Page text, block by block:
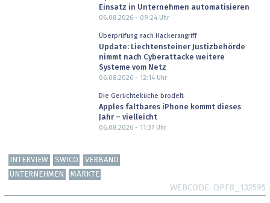
Einsatz in Unternehmen automatisieren
06.08.2026 - 09:24Uhr
Überprüfung nach Hackerangriff
Update: Liechtensteiner Justizbehörde
nimmt nach Cyberattacke weitere
Systeme vom Netz
06.08.2026 - 12:14Uhr
Die Gerüchteküche brodelt
Apples faltbares iPhone kommt dieses
Jahr – vielleicht
06.08.2026 - 11:37Uhr
INTERVIEW SWICO
VERBAND
UNTERNEHMEN
MÄRKTE
WEBCODE DPF8_132595